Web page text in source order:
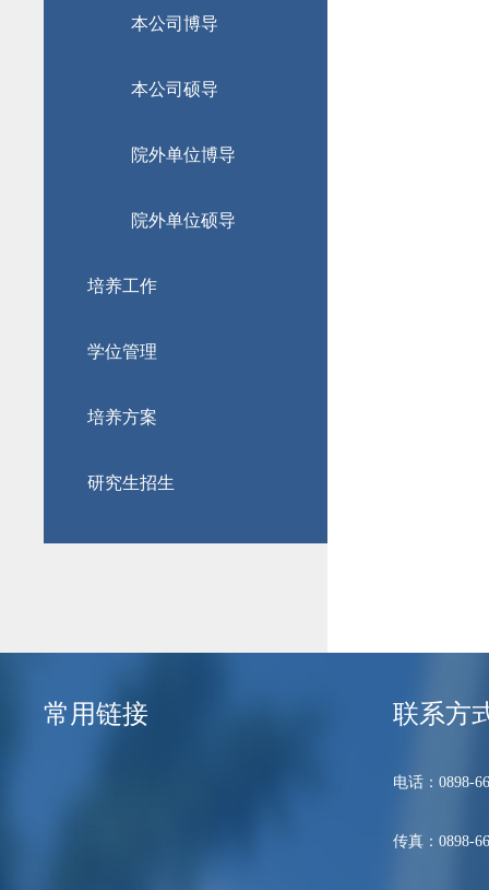
本公司博导
本公司硕导
院外单位博导
院外单位硕导
培养工作
学位管理
培养方案
研究生招生
常用链接 联系方
电话：0898-
传真：0898-